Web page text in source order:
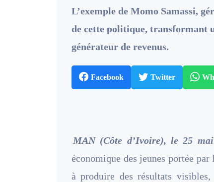
L’exemple de Momo Samassi,
de cette politique, transformant
générateur de revenus.
Facebook Twitter
MAN (Côte d’Ivoire), le 25
économique des jeunes portée
à produire des résultats